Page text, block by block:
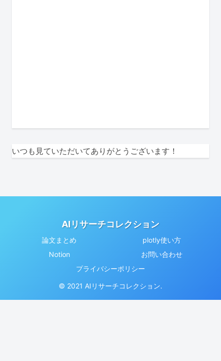
いつも見ていただいてありがとうございます！
AIリサーチコレクション
論文まとめ
plotly使い方
Notion
お問い合わせ
プライバシーポリシー
© 2021 AIリサーチコレクション.